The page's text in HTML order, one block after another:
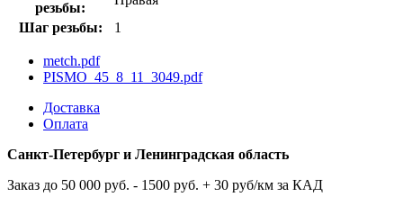
резьбы:
Шаг резьбы:
1
metch.pdf
PISMO_45_8_11_3049.pdf
Доставка
Оплата
Санкт-Петербург и Ленинградская область
Заказ до 50 000 руб. - 1500 руб. + 30 руб/км за КАД